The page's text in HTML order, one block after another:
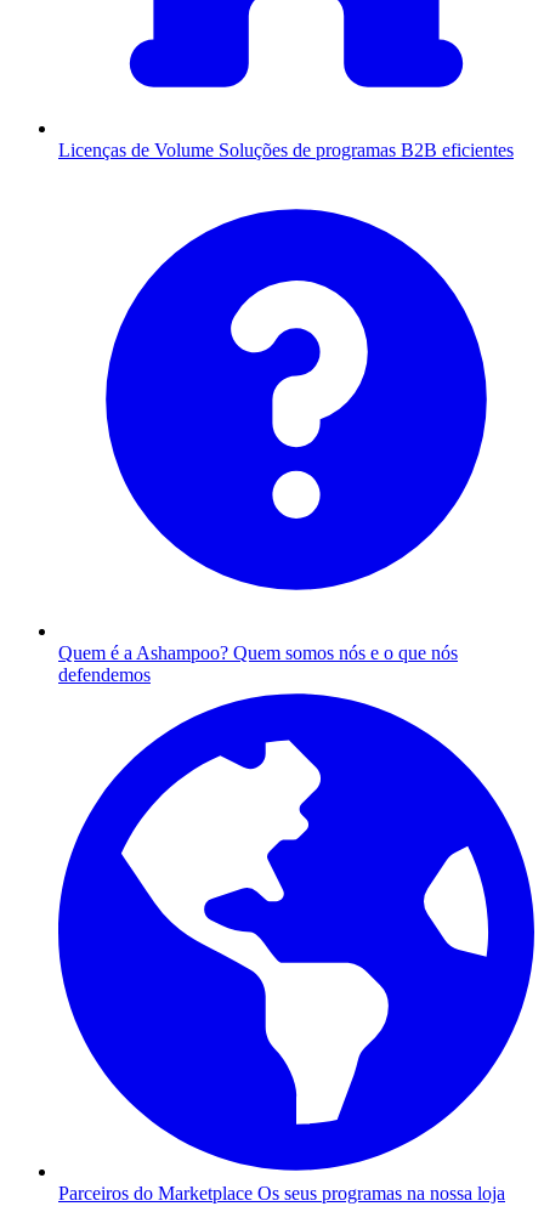
Licenças de Volume Soluções de programas B2B eficientes
Quem é a Ashampoo? Quem somos nós e o que nós
defendemos
Parceiros do Marketplace Os seus programas na nossa loja